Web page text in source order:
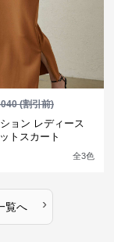
(割引前)
ョン レディース
トスカート
全3色
覧へ ›